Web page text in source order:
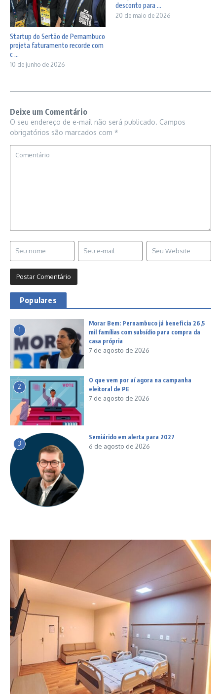
Startup do Sertão de Pernambuco
projeta faturamento recorde com
c ...
10 de junho de 2026
desconto para ...
20 de maio de 2026
Deixe um Comentário
O seu endereço de e-mail não será publicado. Campos
obrigatórios são marcados com *
Populares
1
Morar Bem: Pernambuco já beneficia 26,5
mil famílias com subsídio para compra da
casa própria
7 de agosto de 2026
2
O que vem por aí agora na campanha
eleitoral de PE
7 de agosto de 2026
3
Semiárido em alerta para 2027
6 de agosto de 2026